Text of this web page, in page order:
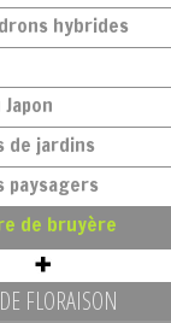
hybrides
Japon
de jardins
paysagers
de bruyère
FLORAISON